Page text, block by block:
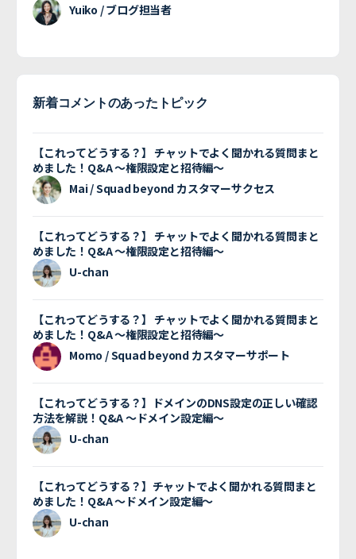
Yuiko / ブログ担当者
新着コメントのあったトピック
【これってどうする？】 チャットでよく聞かれる質問まと
めました！Q&A 〜権限設定と招待編〜
Mai / Squad beyond カスタマーサクセス
【これってどうする？】 チャットでよく聞かれる質問まと
めました！Q&A 〜権限設定と招待編〜
U-chan
【これってどうする？】 チャットでよく聞かれる質問まと
めました！Q&A 〜権限設定と招待編〜
Momo / Squad beyond カスタマーサポート
【これってどうする？】ドメインのDNS設定の正しい確認
方法を解説！Q&A 〜ドメイン設定編〜
U-chan
【これってどうする？】チャットでよく聞かれる質問まと
めました！Q&A 〜ドメイン設定編〜
U-chan